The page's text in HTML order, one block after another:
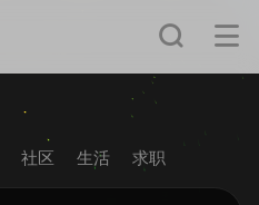
社区 生活 求职